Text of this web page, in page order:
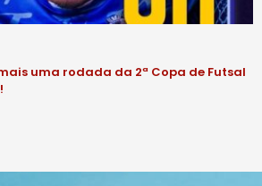
uma rodada da 2ª Copa de Futsal